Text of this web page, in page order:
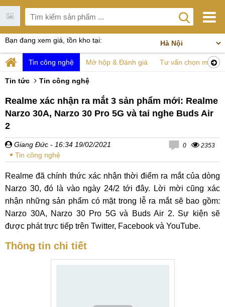
Bạn đang xem giá, tồn kho tại:
Tin công nghệ Mở hộp & Đánh giá Tư vấn chọn mua
Tin tức Tin công nghệ
Realme xác nhận ra mắt 3 sản phẩm mới: Realme
Narzo 30A, Narzo 30 Pro 5G và tai nghe Buds Air
2
Giang Đức - 16:34 19/02/2021
Tin công nghệ
0 2353
Realme đã chính thức xác nhận thời điểm ra mắt của dòng
Narzo 30, đó là vào ngày 24/2 tới đây. Lời mời cũng xác
nhận những sản phẩm có mặt trong lễ ra mắt sẽ bao gồm:
Narzo 30A, Narzo 30 Pro 5G và Buds Air 2. Sự kiện sẽ
được phát trực tiếp trên Twitter, Facebook và YouTube.
Thông tin chi tiết